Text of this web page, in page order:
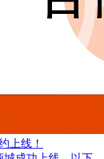
上线！